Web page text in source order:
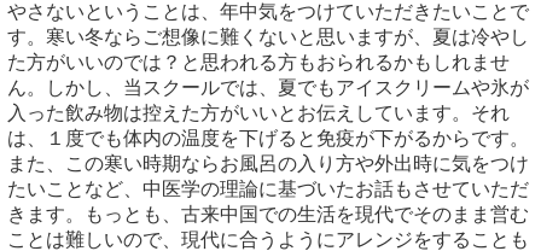
やさないということは、年中気をつけていただきたいことで
す。寒い冬ならご想像に難くないと思いますが、夏は冷やし
た方がいいのでは？と思われる方もおられるかもしれませ
ん。しかし、当スクールでは、夏でもアイスクリームや氷が
入った飲み物は控えた方がいいとお伝えしています。それ
は、１度でも体内の温度を下げると免疫が下がるからです。
また、この寒い時期ならお風呂の入り方や外出時に気をつけ
たいことなど、中医学の理論に基づいたお話もさせていただ
きます。もっとも、古来中国での生活を現代でそのまま営む
ことは難しいので、現代に合うようにアレンジをすることも